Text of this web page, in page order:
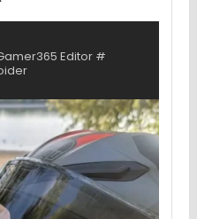
Editor #